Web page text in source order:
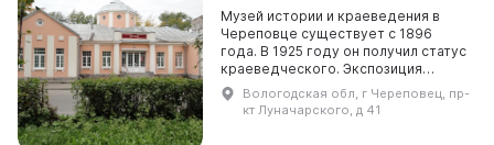
Музей истории и краеведения в
Череповце существует с 1896
года. В 1925 году он получил статус
краеведческого. Экспозиция
"Город юный — город древний"
рассказывает о прошлом края и
представляет посетит...
Вологодская обл, г Череповец, пр-
кт Луначарского, д 41